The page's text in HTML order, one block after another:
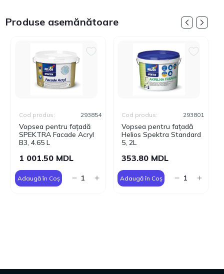
Produse asemănătoare
Vopsea pentru fațadă
SPEKTRA Facade Acryl
B3, 4.65 L
Cod produs: 293854
1 001.50 MDL
Adaugă în Coș
Vopsea pentru fațadă
Helios Spektra Standard
5, 2L
Cod produs: 293801
353.80 MDL
Adaugă în Coș